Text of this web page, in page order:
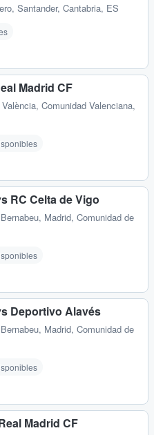
, Santander, Cantabria, ES
Madrid CF
València, Comunidad Valenciana,
RC Celta de Vigo
, Madrid, Comunidad de
Deportivo Alavés
, Madrid, Comunidad de
Madrid CF